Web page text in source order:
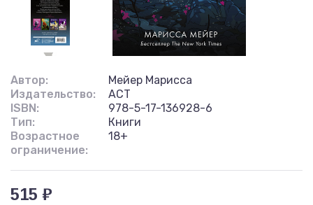
Автор:
Мейер Марисса
Издательство:
АСТ
ISBN:
978-5-17-136928-6
Тип:
Книги
Возрастное
ограничение:
18+
515 ₽